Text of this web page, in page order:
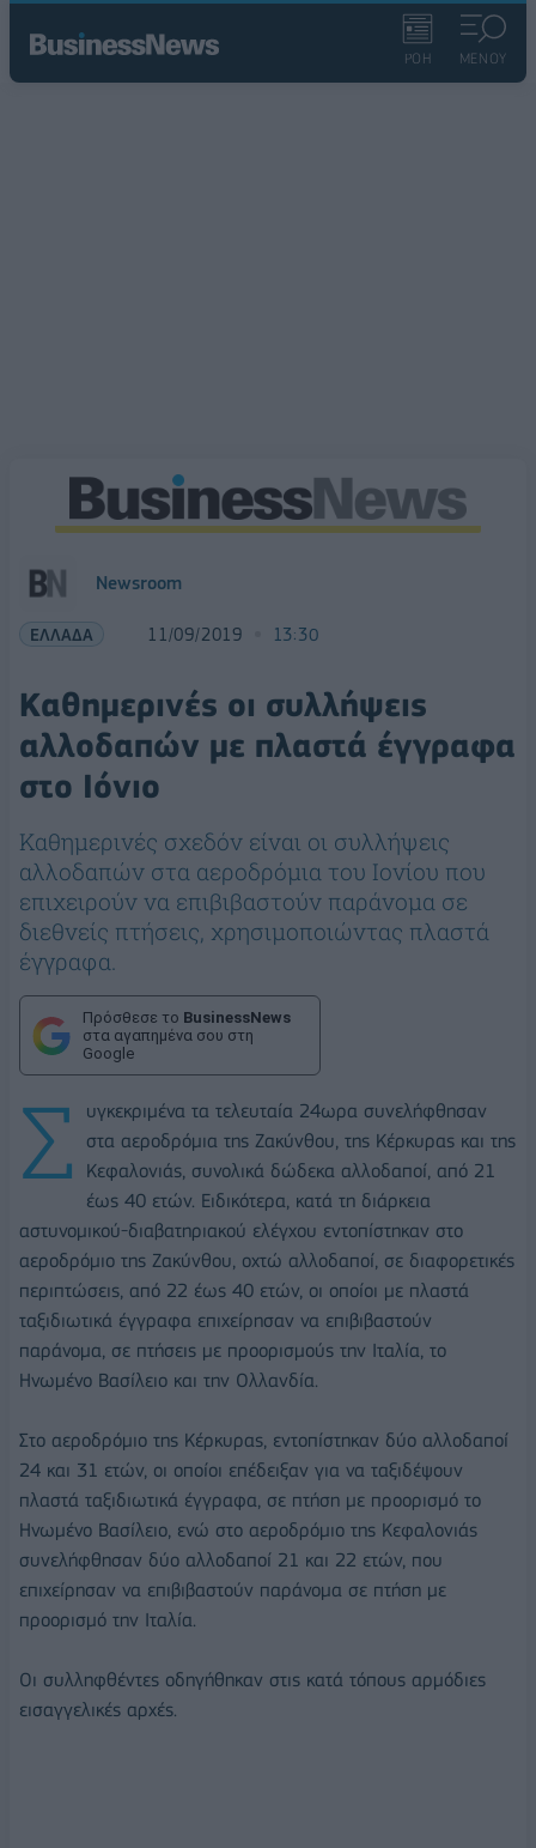
ΡΟΗ ΜΕΝΟΥ
Newsroom
ΕΛΛΑΔΑ 11/09/2019 13:30
Καθημερινές οι συλλήψεις
αλλοδαπών με πλαστά έγγραφα
στο Ιόνιο
Kαθημερινές σχεδόν είναι οι συλλήψεις
αλλοδαπών στα αεροδρόμια του Ιονίου που
επιχειρούν να επιβιβαστούν παράνομα σε
διεθνείς πτήσεις, χρησιμοποιώντας πλαστά
έγγραφα.
Πρόσθεσε το BusinessNews
στα αγαπημένα σου στη
Google
Σ
υγκεκριμένα τα τελευταία 24ωρα συνελήφθησαν
στα αεροδρόμια της Ζακύνθου, της Κέρκυρας και της
Κεφαλονιάς, συνολικά δώδεκα αλλοδαποί, από 21
έως 40 ετών. Ειδικότερα, κατά τη διάρκεια
αστυνομικού-διαβατηριακού ελέγχου εντοπίστηκαν στο
αεροδρόμιο της Ζακύνθου, οχτώ αλλοδαποί, σε διαφορετικές
περιπτώσεις, από 22 έως 40 ετών, οι οποίοι με πλαστά
ταξιδιωτικά έγγραφα επιχείρησαν να επιβιβαστούν
παράνομα, σε πτήσεις με προορισμούς την Ιταλία, το
Ηνωμένο Βασίλειο και την Ολλανδία.
Στο αεροδρόμιο της Κέρκυρας, εντοπίστηκαν δύο αλλοδαποί
24 και 31 ετών, οι οποίοι επέδειξαν για να ταξιδέψουν
πλαστά ταξιδιωτικά έγγραφα, σε πτήση με προορισμό το
Ηνωμένο Βασίλειο, ενώ στο αεροδρόμιο της Κεφαλονιάς
συνελήφθησαν δύο αλλοδαποί 21 και 22 ετών, που
επιχείρησαν να επιβιβαστούν παράνομα σε πτήση με
προορισμό την Ιταλία.
Οι συλληφθέντες οδηγήθηκαν στις κατά τόπους αρμόδιες
εισαγγελικές αρχές.